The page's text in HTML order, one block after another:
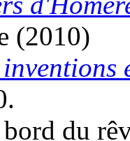
(2010)
du